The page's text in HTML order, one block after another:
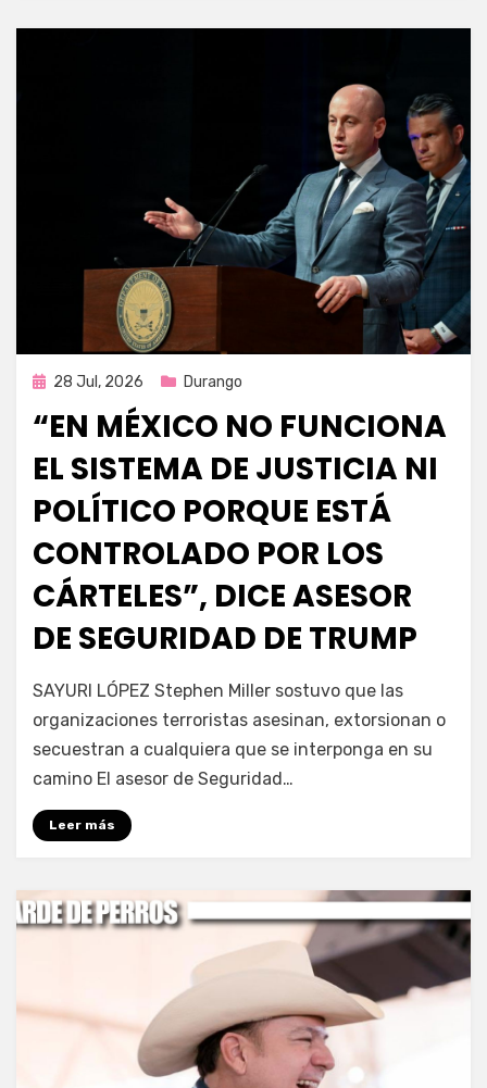
Publicada
28 Jul, 2026 Durango
“EN MÉXICO NO FUNCIONA
EL SISTEMA DE JUSTICIA NI
POLÍTICO PORQUE ESTÁ
CONTROLADO POR LOS
CÁRTELES”, DICE ASESOR
DE SEGURIDAD DE TRUMP
porFernando Miranda Servín
SAYURI LÓPEZ Stephen Miller sostuvo que las
organizaciones terroristas asesinan, extorsionan o
secuestran a cualquiera que se interponga en su
camino El asesor de Seguridad…
Leer más